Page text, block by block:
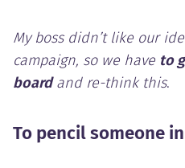
My boss didn’t like our
campaign, so we have to
boardand re-think this.
To pencil someone in